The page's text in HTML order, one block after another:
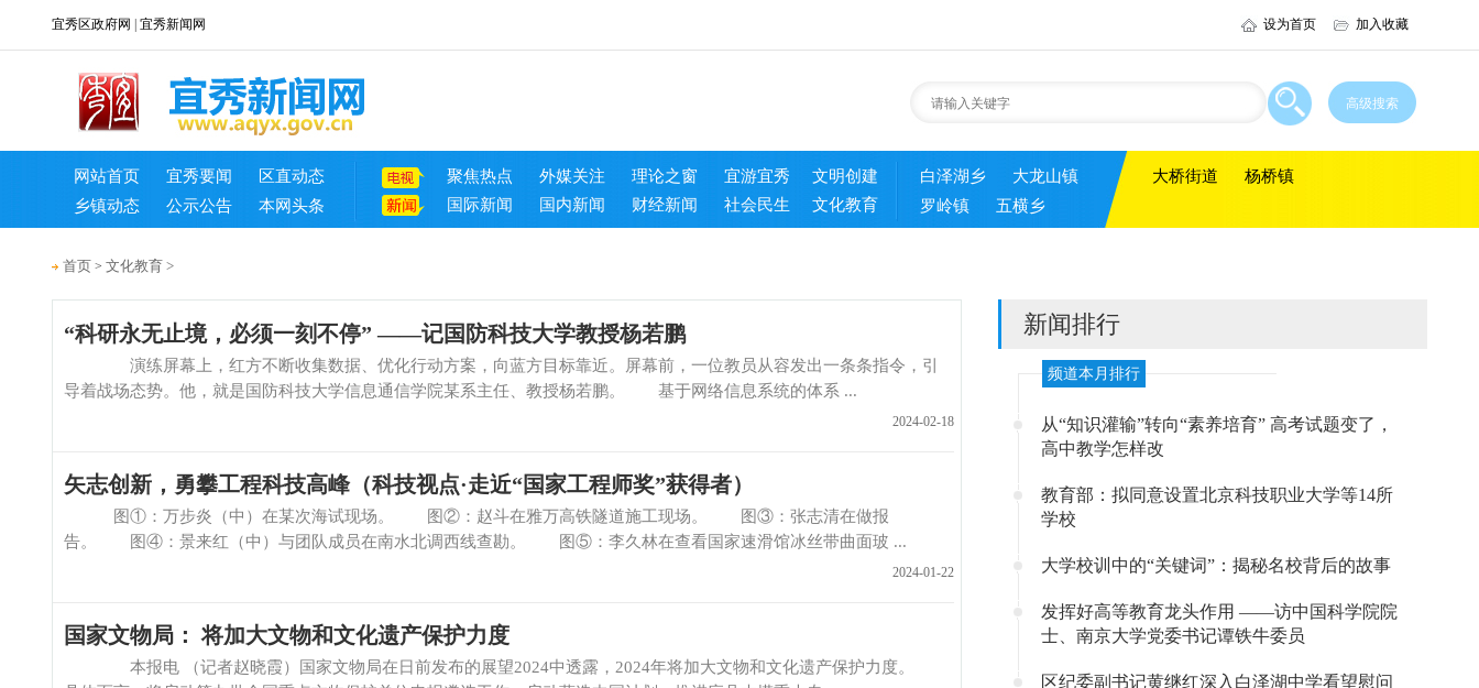
宜秀区政府网 宜秀新闻网 设为首页 加入收藏
网站首页 宜秀要闻
区直动态
乡镇动态
公示公告 本网头条
聚焦热点 外媒关注 理论之窗 宜游宜秀
文明创建
国际新闻
国内新闻 财经新闻 社会民生 文化教育
白泽湖乡
大龙山镇
罗岭镇
五横乡
大桥街道 杨桥镇
首页 > 文化教育 >
“科研永无止境，必须一刻不停” ——记国防科技大学教授杨若鹏
演练屏幕上，红方不断收集数据、优化行动方案，向蓝方目标靠近。屏幕前，一位教员从容发出一条条指令，引
导着战场态势。他，就是国防科技大学信息通信学院某系主任、教授杨若鹏。 基于网络信息系统的体系 ...
2024-02-18
矢志创新，勇攀工程科技高峰（科技视点·走近“国家工程师奖”获得者）
图①：万步炎（中）在某次海试现场。 图②：赵斗在雅万高铁隧道施工现场。 图③：张志清在做报
告。 图④：景来红（中）与团队成员在南水北调西线查勘。 图⑤：李久林在查看国家速滑馆冰丝带曲面玻 ...
2024-01-22
国家文物局： 将加大文物和文化遗产保护力度
本报电 （记者赵晓霞）国家文物局在日前发布的展望2024中透露，2024年将加大文物和文化遗产保护力度。
新闻排行
频道本月排行
从“知识灌输”转向“素养培育” 高考试题变了，
高中教学怎样改
教育部：拟同意设置北京科技职业大学等14所
学校
大学校训中的“关键词”：揭秘名校背后的故事
发挥好高等教育龙头作用 ——访中国科学院院
士、南京大学党委书记谭铁牛委员
区纪委副书记黄继红深入白泽湖中学看望慰问